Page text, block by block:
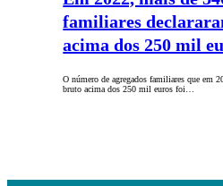
familiares
acima dos 250 mil
O número de agregados familiares que em
bruto acima dos 250 mil euros foi…